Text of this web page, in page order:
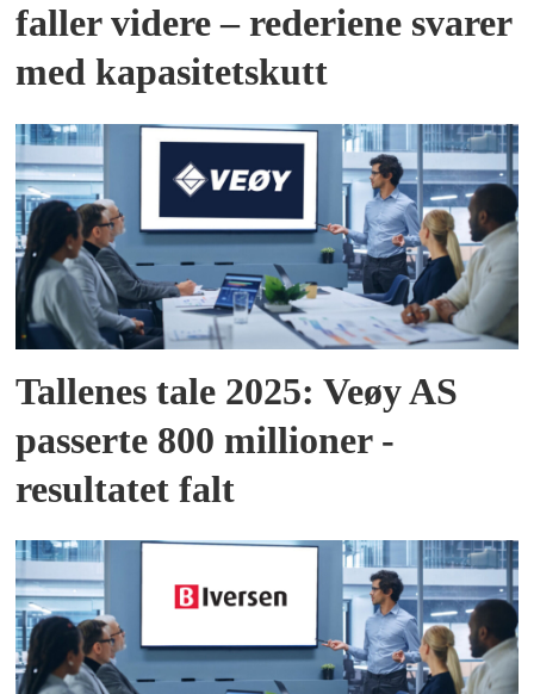
faller videre – rederiene svarer
med kapasitetskutt
Tallenes tale 2025: Veøy AS
passerte 800 millioner -
resultatet falt